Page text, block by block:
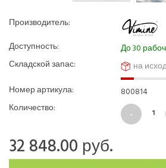
Производитель:
Доступность:
До 30
Складской запас:
на
Номер артикула:
800814
Количество:
32 848.00 руб.